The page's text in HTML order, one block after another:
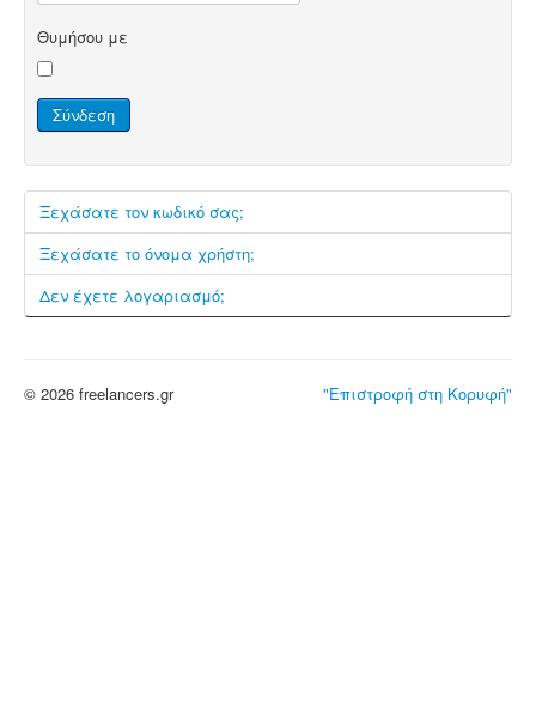
Θυμήσου με
Σύνδεση
Ξεχάσατε τον κωδικό σας;
Ξεχάσατε το όνομα χρήστη;
Δεν έχετε λογαριασμό;
"Επιστροφή στη Κορυφή"
© 2026 freelancers.gr